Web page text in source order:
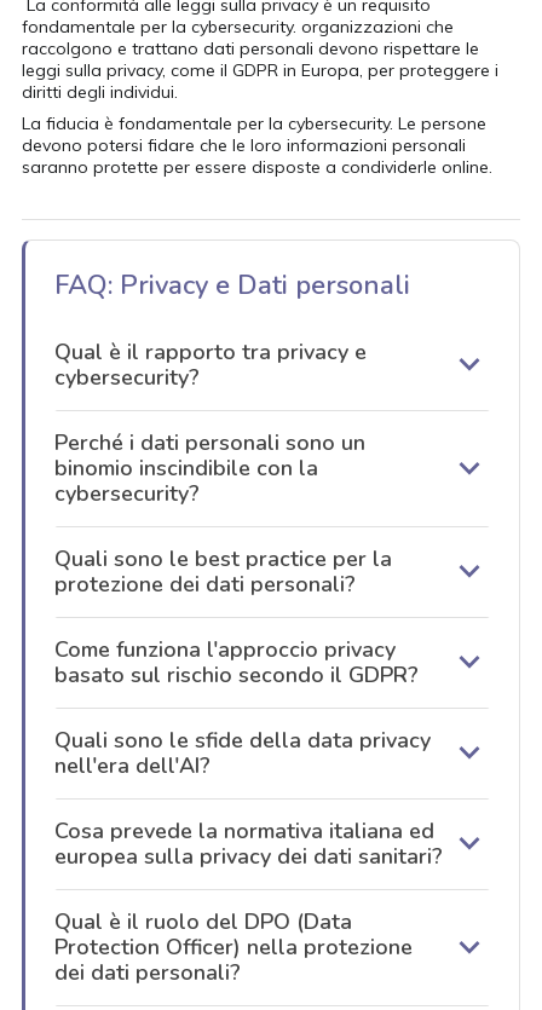
La conformità alle leggi sulla privacy è un requisito
fondamentale per la cybersecurity. organizzazioni che
raccolgono e trattano dati personali devono rispettare le
leggi sulla privacy, come il GDPR in Europa, per proteggere i
diritti degli individui.
La fiducia è fondamentale per la cybersecurity. Le persone
devono potersi fidare che le loro informazioni personali
saranno protette per essere disposte a condividerle online.
FAQ: Privacy e Dati personali
Qual è il rapporto tra privacy e
cybersecurity?
Perché i dati personali sono un
binomio inscindibile con la
cybersecurity?
Quali sono le best practice per la
protezione dei dati personali?
Come funziona l'approccio privacy
basato sul rischio secondo il GDPR?
Quali sono le sfide della data privacy
nell'era dell'AI?
Cosa prevede la normativa italiana ed
europea sulla privacy dei dati sanitari?
Qual è il ruolo del DPO (Data
Protection Officer) nella protezione
dei dati personali?